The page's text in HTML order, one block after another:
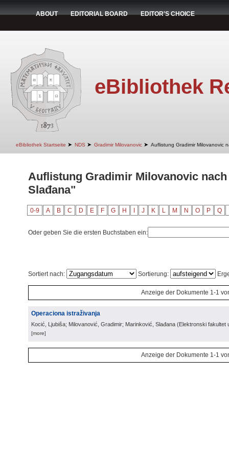
ABOUT EDITORIAL BOARD EDITOR'S CHOICE
eBibliothek
eBibliothek Startseite ➤ NDS ➤ Gradimir Milovanovic ➤ Auflistung Gradimir Milovanovic
Auflistung Gradimir Milovanovic
Slađana"
0-9 A B C D E F G H J K L M N O P Q
Oder geben Sie die ersten Buchstaben ein:
Sortiert nach: Sortierung:
Anzeige der Dokumente 1-1
Operaciona istraživanja
Kocić, Ljubiša; Milovanović, Gradimir; Marinković, Slađana (Elektronski fakultet
[more]
Anzeige der Dokumente 1-1